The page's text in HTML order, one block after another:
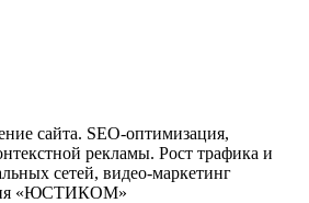
сайта. SEO-оптимизация,
рекламы. Рост трафика и
сетей, видео-маркетинг
«ЮСТИКОМ»